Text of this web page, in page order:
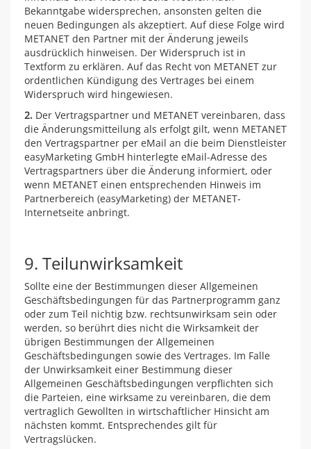
Bekanntgabe widersprechen, ansonsten gelten die
neuen Bedingungen als akzeptiert. Auf diese Folge wird
METANET den Partner mit der Änderung jeweils
ausdrücklich hinweisen. Der Widerspruch ist in
Textform zu erklären. Auf das Recht von METANET zur
ordentlichen Kündigung des Vertrages bei einem
Widerspruch wird hingewiesen.
2. Der Vertragspartner und METANET vereinbaren, dass
die Änderungsmitteilung als erfolgt gilt, wenn METANET
den Vertragspartner per eMail an die beim Dienstleister
easyMarketing GmbH hinterlegte eMail-Adresse des
Vertragspartners über die Änderung informiert, oder
wenn METANET einen entsprechenden Hinweis im
Partnerbereich (easyMarketing) der METANET-
Internetseite anbringt.
9. Teilunwirksamkeit
Sollte eine der Bestimmungen dieser Allgemeinen
Geschäftsbedingungen für das Partnerprogramm ganz
oder zum Teil nichtig bzw. rechtsunwirksam sein oder
werden, so berührt dies nicht die Wirksamkeit der
übrigen Bestimmungen der Allgemeinen
Geschäftsbedingungen sowie des Vertrages. Im Falle
der Unwirksamkeit einer Bestimmung dieser
Allgemeinen Geschäftsbedingungen verpflichten sich
die Parteien, eine wirksame zu vereinbaren, die dem
vertraglich Gewollten in wirtschaftlicher Hinsicht am
nächsten kommt. Entsprechendes gilt für
Vertragslücken.